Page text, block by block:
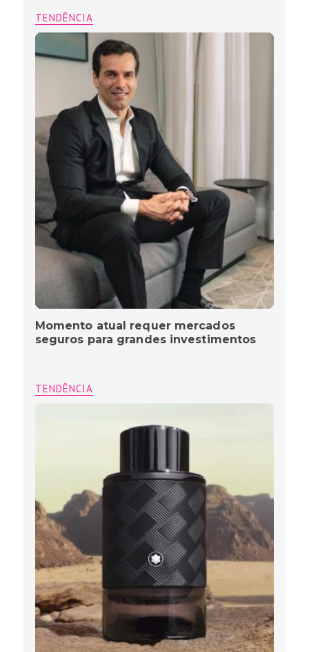
TENDÊNCIA
Momento atual requer mercados
seguros para grandes investimentos
TENDÊNCIA